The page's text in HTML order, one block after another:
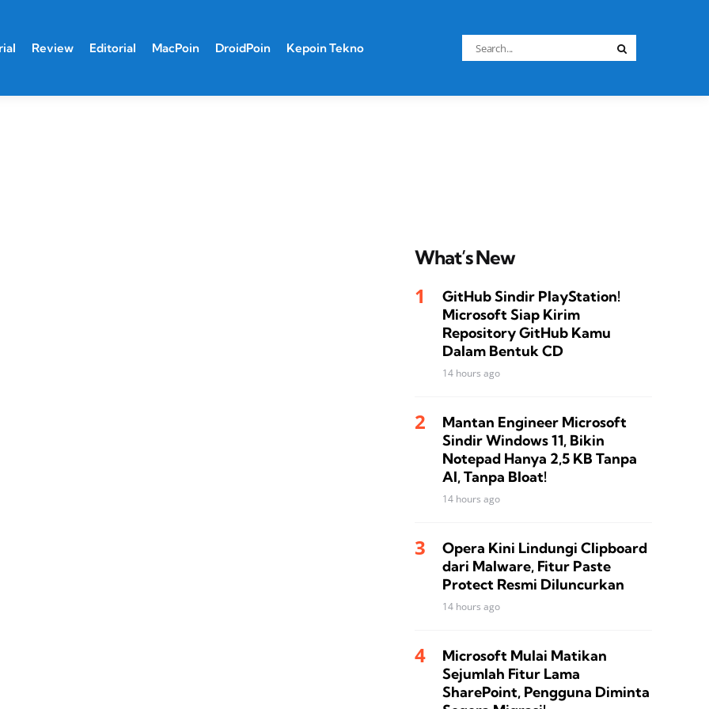
Review Editorial MacPoin DroidPoin Kepoin Tekno
Search
for:
What’s New
GitHub Sindir PlayStation!
Microsoft Siap Kirim
Repository GitHub Kamu
Dalam Bentuk CD
14 hours ago
Mantan Engineer Microsoft
Sindir Windows 11, Bikin
Notepad Hanya 2,5 KB Tanpa
AI, Tanpa Bloat!
14 hours ago
Opera Kini Lindungi Clipboard
dari Malware, Fitur Paste
Protect Resmi Diluncurkan
14 hours ago
Microsoft Mulai Matikan
Sejumlah Fitur Lama
SharePoint, Pengguna Diminta